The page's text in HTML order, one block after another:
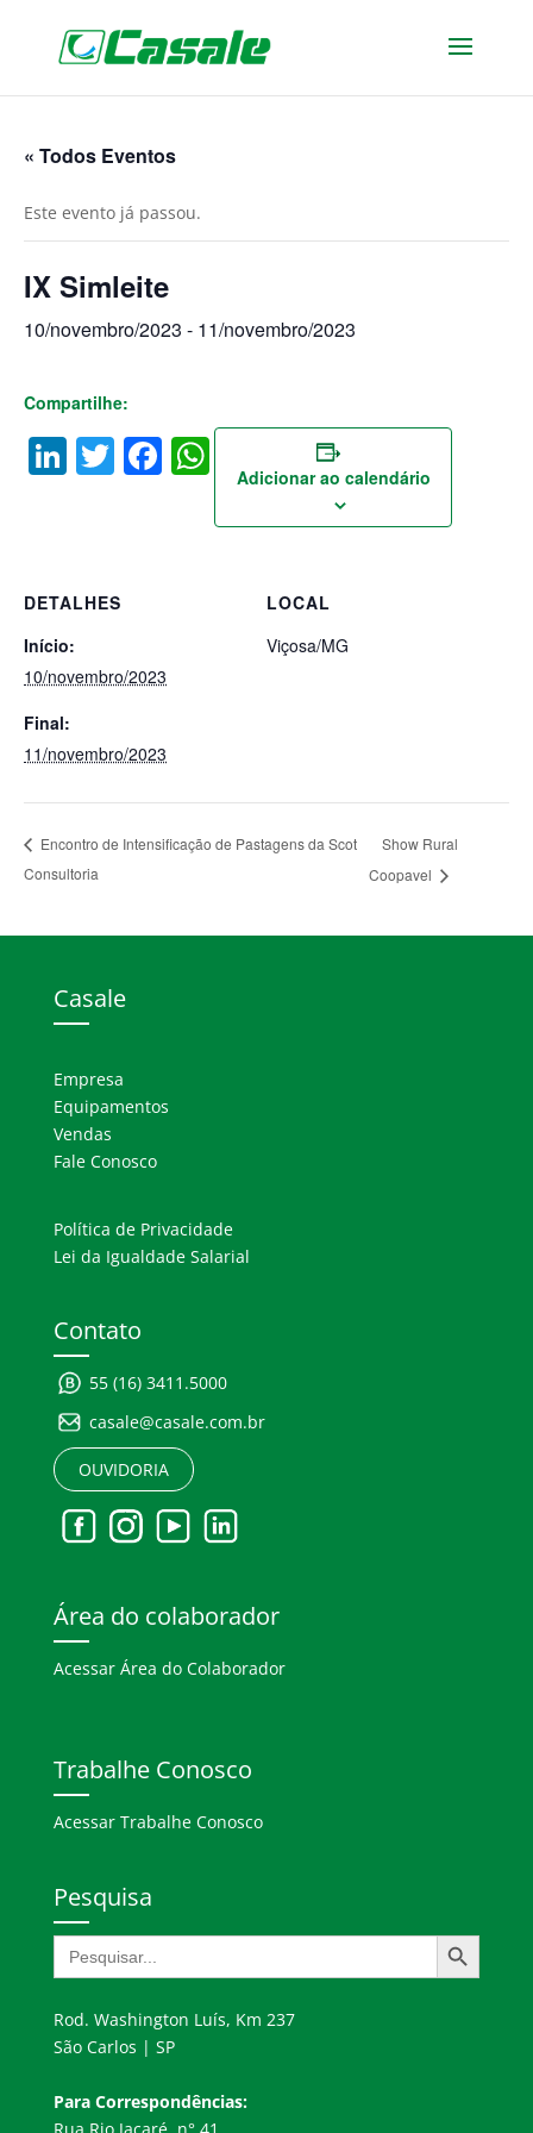
« Todos Eventos
Este evento já passou.
IX Simleite
10/novembro/2023 - 11/novembro/2023
Compartilhe:
LinkedIn
TwitterFacebook
WhatsApp
Adicionar ao calendário
DETALHES
Início:
10/novembro/2023
Final:
11/novembro/2023
LOCAL
Viçosa/MG
Encontro de Intensificação de Pastagens da Scot
Consultoria
Show Rural
Coopavel
Casale
Empresa
Equipamentos
Vendas
Fale Conosco
Política de Privacidade
Lei da Igualdade Salarial
Contato
55 (16) 3411.5000
casale@casale.com.br
OUVIDORIA
Área do colaborador
Acessar Área do Colaborador
Trabalhe Conosco
Acessar Trabalhe Conosco
Pesquisa
Search
for:
Search Button
Rod. Washington Luís, Km 237
São Carlos | SP
Para Correspondências:
Rua Rio Jacaré, n° 41